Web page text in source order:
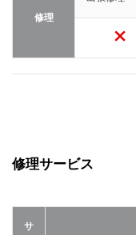
修理
修理サービス
サ